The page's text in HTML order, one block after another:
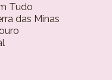
Tudo
das Minas